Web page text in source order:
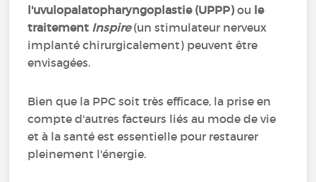
l'uvulopalatopharyngoplastie (UPPP)ou le
traitement Inspire(un stimulateur nerveux
implanté chirurgicalement) peuvent être
envisagées.
Bien que la PPC soit très efficace, la prise en
compte d'autres facteurs liés au mode de vie
et à la santé est essentielle pour restaurer
pleinement l'énergie.